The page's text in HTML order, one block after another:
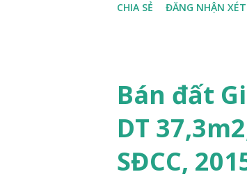
giá bán 1,8 tỷ. Liên
Đăng ký Bán nhà
383 393 Hiện nay
Biên cập nhật liên
Hỗ trợ vay vốn
Biên xem thêm tại
CHIA SẺ ĐĂNG NHẬN XÉT
Bán đất
DT
SĐCC,